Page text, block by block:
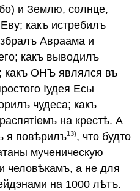
и Землю, солнце,
какъ истребилъ
Авраама и
какъ выводилъ
какъ ОНЪ являлся въ
Iудея Есы
чудеса; какъ
на крестѣ. А
я повѣрилъ13), что будто
мученическую
человѣкамъ, а не для
на 1000 лѣтъ.